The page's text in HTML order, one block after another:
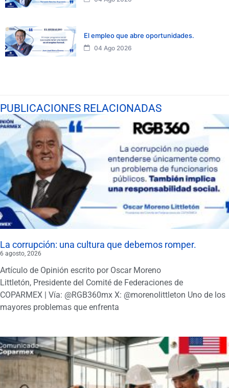
El empleo que abre oportunidades.
04 Ago 2026
PUBLICACIONES RELACIONADAS
La corrupción: una cultura que debemos romper.
6 agosto, 2026
Artículo de Opinión escrito por Oscar Moreno
Littletón, Presidente del Comité de Federaciones de
COPARMEX | Vía: @RGB360mx X: @morenolittleton Uno de los
mayores problemas que enfrenta